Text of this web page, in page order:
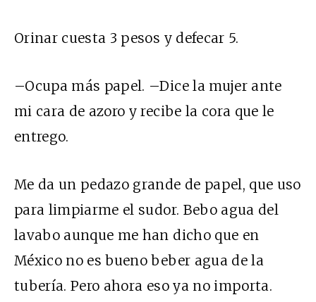
Orinar cuesta 3 pesos y defecar 5.
–Ocupa más papel. –Dice la mujer ante
mi cara de azoro y recibe la cora que le
entrego.
Me da un pedazo grande de papel, que uso
para limpiarme el sudor. Bebo agua del
lavabo aunque me han dicho que en
México no es bueno beber agua de la
tubería. Pero ahora eso ya no importa.